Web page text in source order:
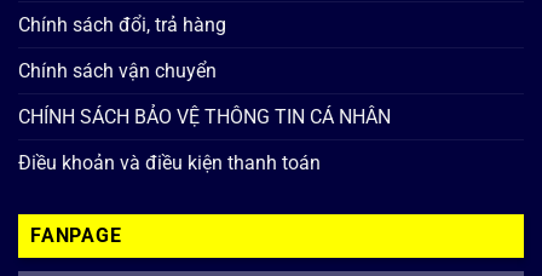
Chính sách đổi, trả hàng
Chính sách vận chuyển
CHÍNH SÁCH BẢO VỆ THÔNG TIN CÁ NHÂN
Điều khoản và điều kiện thanh toán
FANPAGE